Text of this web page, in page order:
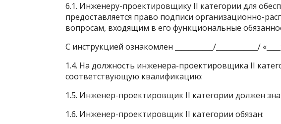
6.1. Инженеру-проектировщику II категории для
предоставляется право подписи организационно-
вопросам, входящим в его функциональные
С инструкцией ознакомлен ___________/____________/
1.4. На должность инженера-проектировщика II
соответствующую квалификацию:
1.5. Инженер-проектировщик II категории должен
1.6. Инженер-проектировщик II категории обязан: